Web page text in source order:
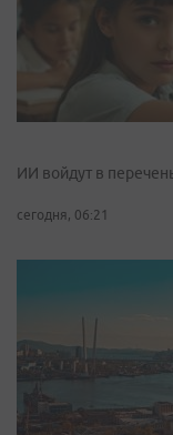
ИИ войдут в
сегодня, 06:21